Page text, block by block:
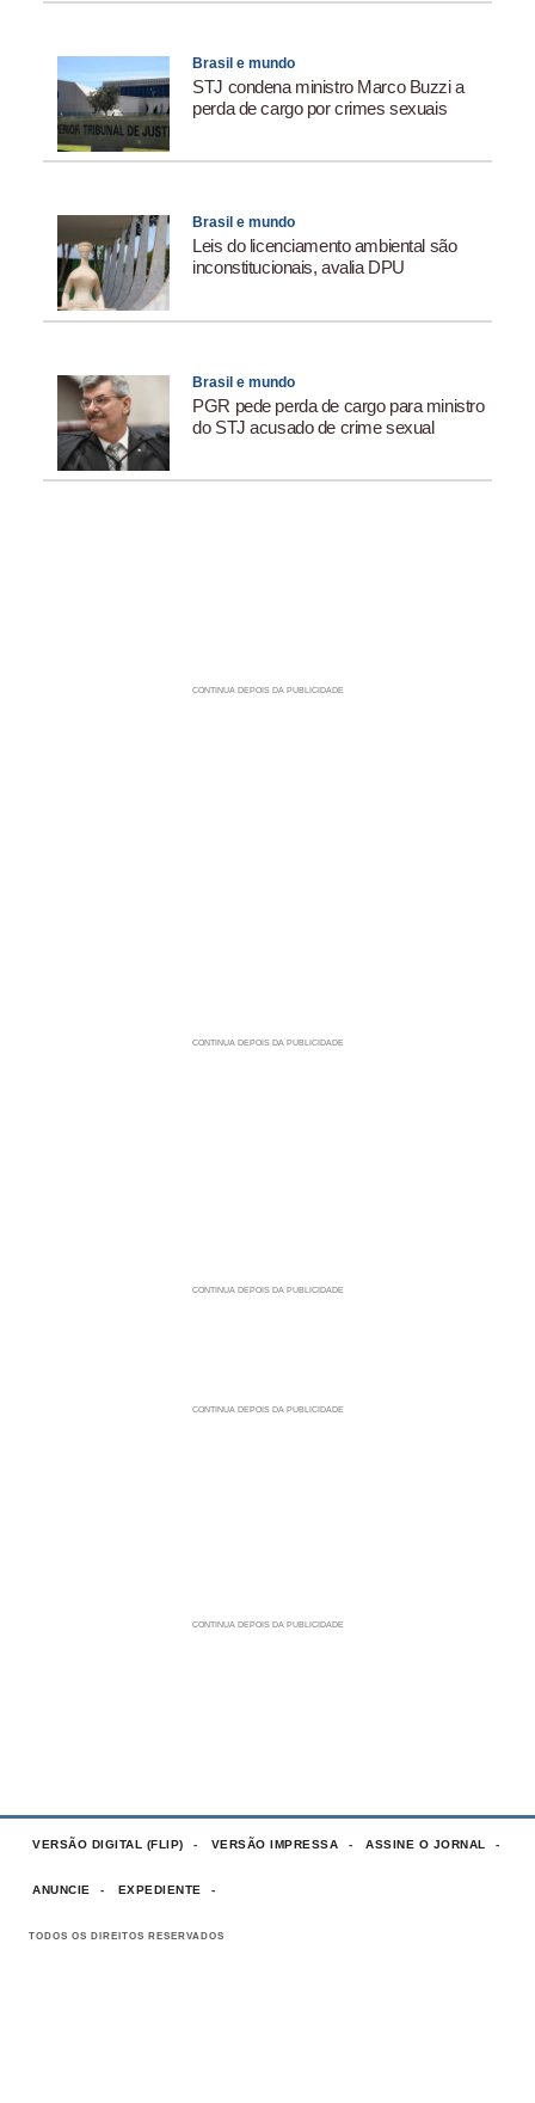
Brasil e mundo
STJ condena ministro Marco Buzzi a
perda de cargo por crimes sexuais
Brasil e mundo
Leis do licenciamento ambiental são
inconstitucionais, avalia DPU
Brasil e mundo
PGR pede perda de cargo para ministro
do STJ acusado de crime sexual
VERSÃO DIGITAL (FLIP) VERSÃO IMPRESSA ASSINE O JORNAL
ANUNCIE EXPEDIENTE
TODOS OS DIREITOS RESERVADOS